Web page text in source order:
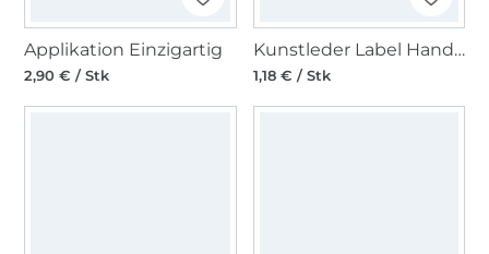
Applikation Einzigartig
2,90 € / Stk
Kunstleder Label Handmade, weiss
1,18 € / Stk